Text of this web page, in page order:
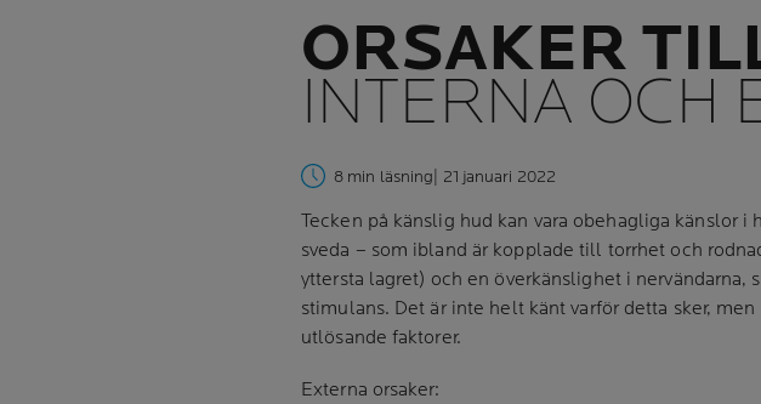
ORSAKER
INTERNA OCH
8 min läsning | 21 januari 2022
Tecken på känslig hud kan vara obehagliga känslor
sveda – som ibland är kopplade till torrhet och
yttersta lagret) och en överkänslighet i nervändarna,
stimulans. Det är inte helt känt varför detta sker,
utlösande faktorer.
Externa orsaker: